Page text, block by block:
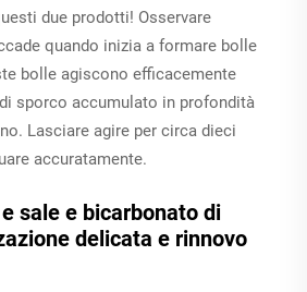
due prodotti! Osservare
quando inizia a formare bolle
bolle agiscono efficacemente
sporco accumulato in profondità
Lasciare agire per circa dieci
accuratamente.
sale e bicarbonato di
delicata e rinnovo